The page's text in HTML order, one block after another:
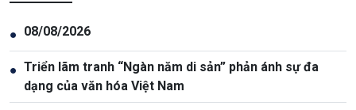
● 08/08/2026
● Triển lãm tranh “Ngàn năm di sản” phản ánh sự đa
dạng của văn hóa Việt Nam